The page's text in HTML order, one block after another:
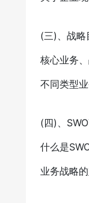
(三)、战
核心业务
不同类型
(四)、
什么是
业务战略